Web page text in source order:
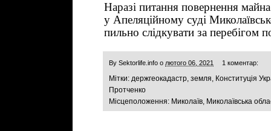
Наразі питання повернення
у Апеляційному суді
пильно слідкувати за перебігом
By Sektorlife.info о лютого 06, 2021 1 коментар:
Мітки: держгеокадастр земля Конституція
Протченко
Місцеположення: Миколаїв, Миколаївська